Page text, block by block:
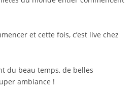
et cette fois, c’est live chez
du beau temps, de belles
ambiance !